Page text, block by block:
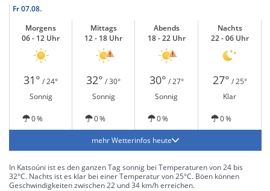
Fr07.08.
Morgens
06 - 12 Uhr
Mittags
12 - 18 Uhr
Abends
18 - 22 Uhr
Nachts
22 - 06 Uhr
31° / 24° 32° / 30° 30° / 27° 27° / 25°
Sonnig
Sonnig Sonnig Klar
0 % 0 % 0 % 0 %
mehr Wetterinfos heute
In Katsoúni ist es den ganzen Tag sonnig bei Temperaturen von 24 bis
32°C. Nachts ist es klar bei einer Temperatur von 25°C. Böen können
Geschwindigkeiten zwischen 22 und 34 km/h erreichen.